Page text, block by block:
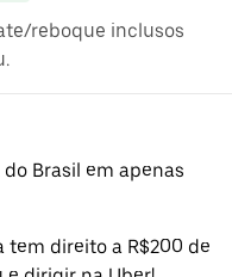
reboque inclusos
Brasil em apenas
tem direito a R$200 de